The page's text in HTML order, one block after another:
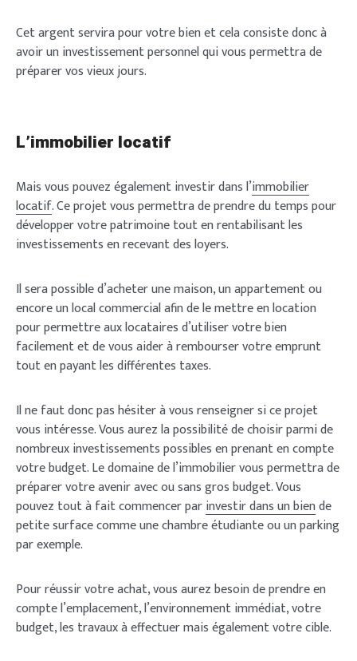
Cet argent servira pour votre bien et cela consiste donc à
avoir un investissement personnel qui vous permettra de
préparer vos vieux jours.
L’immobilier locatif
Mais vous pouvez également investir dans l’immobilier
locatif. Ce projet vous permettra de prendre du temps pour
développer votre patrimoine tout en rentabilisant les
investissements en recevant des loyers.
Il sera possible d’acheter une maison, un appartement ou
encore un local commercial afin de le mettre en location
pour permettre aux locataires d’utiliser votre bien
facilement et de vous aider à rembourser votre emprunt
tout en payant les différentes taxes.
Il ne faut donc pas hésiter à vous renseigner si ce projet
vous intéresse. Vous aurez la possibilité de choisir parmi de
nombreux investissements possibles en prenant en compte
votre budget. Le domaine de l’immobilier vous permettra de
préparer votre avenir avec ou sans gros budget. Vous
pouvez tout à fait commencer parinvestir dans un biende
petite surface comme une chambre étudiante ou un parking
par exemple.
Pour réussir votre achat, vous aurez besoin de prendre en
compte l’emplacement, l’environnement immédiat, votre
budget, les travaux à effectuer mais également votre cible.